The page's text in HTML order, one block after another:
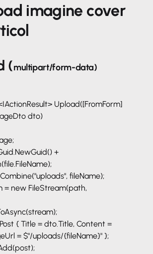
imagine cover
(multipart/form-data)
Upload([FromForm]
dto)
+
fileName);
= new FileStream(path,
{ Title = dto.Title, Content =
= $"/uploads/{fileName}" };